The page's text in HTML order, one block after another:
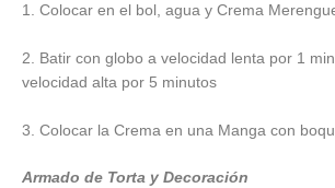
1. Colocar en el bol, agua y Crema
2. Batir con globo a velocidad lenta por 1
velocidad alta por 5 minutos
3. Colocar la Crema en una Manga con
Armado de Torta y Decoración